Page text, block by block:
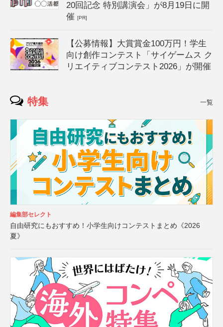
20回記念 特別講演会」が8月19日に開
催[PR]
【公募情報】大賞賞金100万円！学生
向け創作コンテスト「サイゲームス ク
リエイティブコンテスト2026」が開催
特集 一覧
編集部セレクト
自由研究にもおすすめ！小学生向けコンテストまとめ《2026
夏》